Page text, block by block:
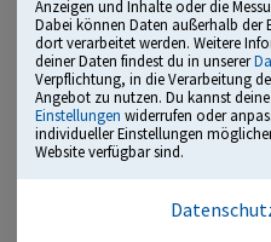
Anzeigen und Inhalte oder die
Dabei können Daten außerhalb der
dort verarbeitet werden. Weitere
deiner Daten findest du in unserer
Verpflichtung, in die Verarbeitung
Angebot zu nutzen. Du kannst
Einstellungen widerrufen oder
individueller Einstellungen
Website verfügbar sind.
Übungsmodus,